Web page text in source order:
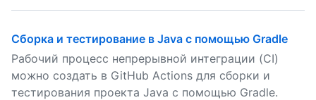
Сборка и тестирование в Java с помощью Gradle
Рабочий процесс непрерывной интеграции (CI)
можно создать в GitHub Actions для сборки и
тестирования проекта Java с помощью Gradle.